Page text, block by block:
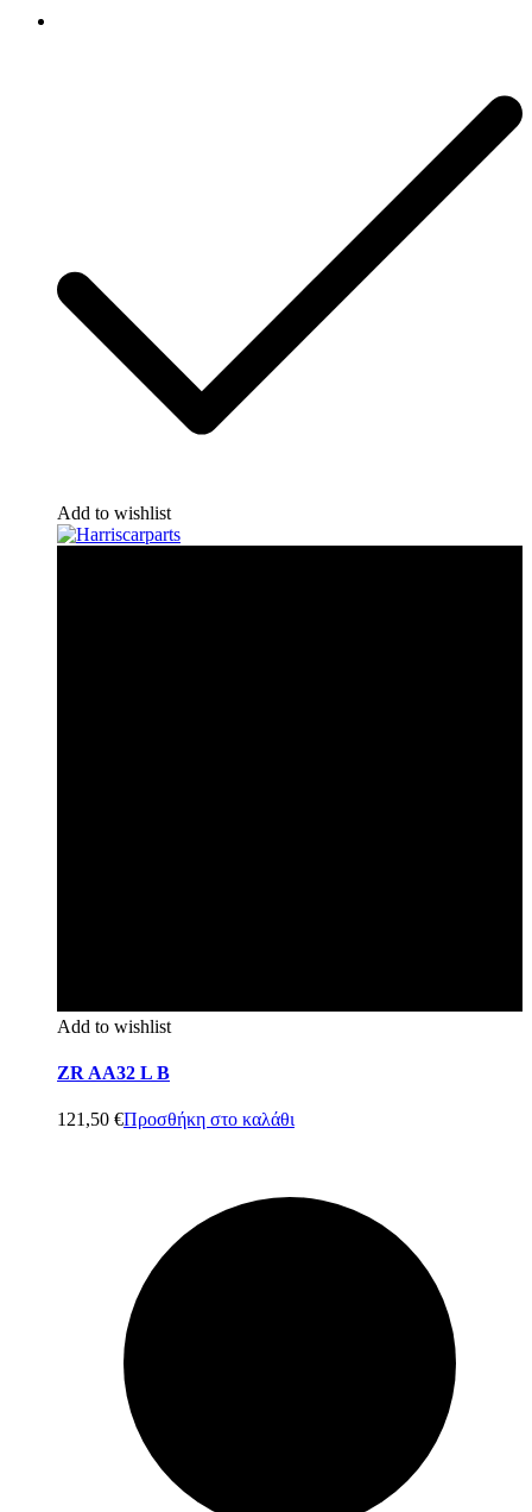
Add to wishlist
Add to wishlist
ZR AA32 L B
121,50 €Προσθήκη στο καλάθι